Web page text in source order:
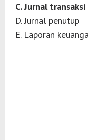
C. Jurnal transaksi
D. Jurnal penutup
E. Laporan